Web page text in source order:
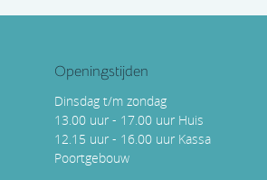
Openingstijden
Dinsdag t/m zondag
13.00 uur - 17.00 uur Huis
12.15 uur - 16.00 uur Kassa
Poortgebouw